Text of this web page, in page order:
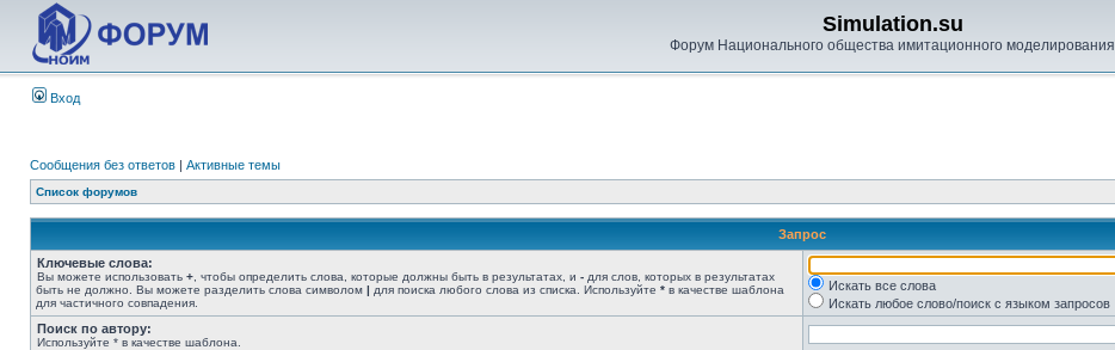
Simulation.su
Форум Национального общества имитационного моделирования
Вход
Сообщения без ответов | Активные темы
Список форумов
Запрос
Ключевые слова:
Вы можете использовать + , чтобы определить слова, которые должны быть в результатах, и - для слов, которых в результатах
быть не должно. Вы можете разделить слова символом | для поиска любого слова из списка. Используйте * в качестве шаблона
для частичного совпадения.
Искать все слова
Искать любое слово/поиск с языком запросов
Поиск по автору:
Используйте * в качестве шаблона.